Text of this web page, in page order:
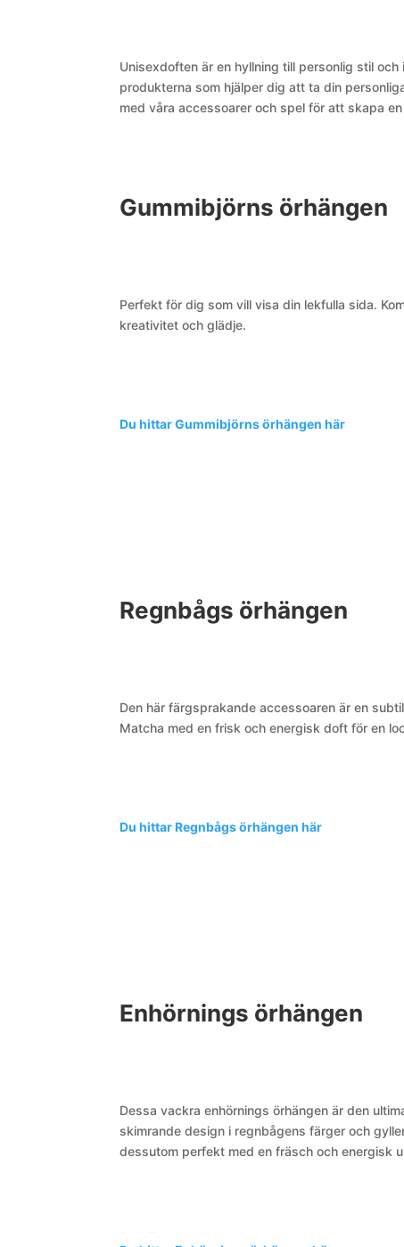
Unisexdoften är en hyllning till personlig stil
produkterna som hjälper dig att ta din
med våra accessoarer och spel för att skapa
Gummibjörns örhängen
Perfekt för dig som vill visa din lekfulla sida.
kreativitet och glädje.
Du hittar Gummibjörns örhängen här
Regnbågs örhängen
Den här färgsprakande accessoaren är en
Matcha med en frisk och energisk doft för en
Du hittar Regnbågs örhängen här
Enhörnings örhängen
Dessa vackra enhörnings örhängen är den
skimrande design i regnbågens färger och
dessutom perfekt med en fräsch och energisk